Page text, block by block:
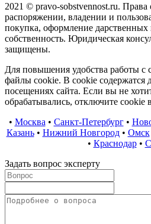
2021 © pravo-sobstvennost.ru. Права
распоряжении, владении и
покупка, оформление
собственность. Юридическая
защищены.
Для повышения удобства работы с
файлы cookie. В cookie
посещениях сайта. Если вы не
обрабатывались, отключите cookie
• Москва • Санкт-Петербург•
Казань• Нижний Новгород• Омск
• Краснодар•
Задать вопрос эксперту